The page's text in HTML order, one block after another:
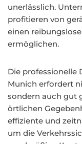
unerlässlich.
profitieren von
einen
ermöglichen.
Die professionelle
Munich erfordert
sondern auch gut
örtlichen
effiziente und
um die